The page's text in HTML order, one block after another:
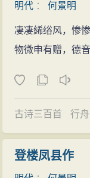
正德十三年（
品。
正德十六年（
明代 ：何景明
凄凄絺绤风，惨
物微申有赠，德
古诗三百首 行舟
登楼凤县作